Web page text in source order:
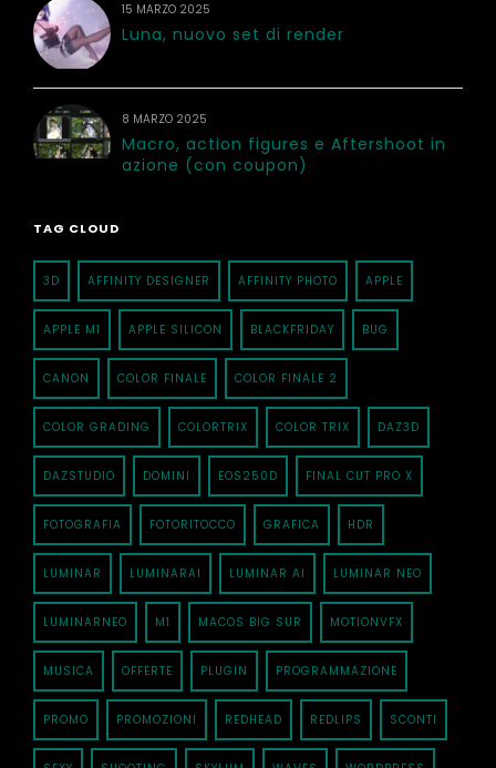
15 MARZO 2025
Luna, nuovo set di render
8 MARZO 2025
Macro, action figures e Aftershoot in
azione (con coupon)
TAG CLOUD
3D AFFINITY DESIGNER AFFINITY PHOTO APPLE
APPLE M1 APPLE SILICON BLACKFRIDAY BUG
CANON COLOR FINALE COLOR FINALE 2
COLOR GRADING COLORTRIX COLOR TRIX DAZ3D
DAZSTUDIO DOMINI EOS250D FINAL CUT PRO X
FOTOGRAFIA FOTORITOCCO GRAFICA HDR
LUMINAR LUMINARAI LUMINAR AI LUMINAR NEO
LUMINARNEO M1 MACOS BIG SUR MOTIONVFX
MUSICA OFFERTE PLUGIN PROGRAMMAZIONE
PROMO PROMOZIONI REDHEAD REDLIPS SCONTI